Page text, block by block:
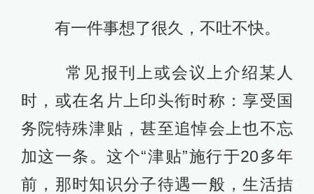
有一件事想了很久，不吐不快。
常见报刊上或会议上介绍某人
时，或在名片上印头衔时称：享受国
务院特殊津贴，甚至追悼会上也不忘
加这一条。这个“津贴”施行于20多年
前，那时知识分子待遇一般，生活拮